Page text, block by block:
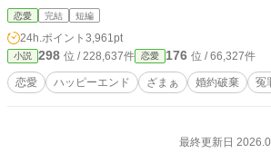
恋愛 完結 短編
24h.ポイント 3,961pt
小説 298 位 / 228,637件 恋愛 176 位 / 66,327件
恋愛 ハッピーエンド ざまぁ 婚約破棄 冤
最終更新日